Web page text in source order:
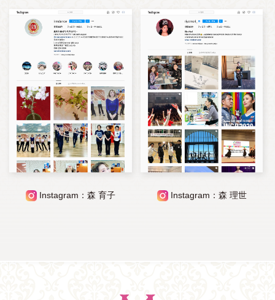
Instagram：森 育子 Instagram：森 理世